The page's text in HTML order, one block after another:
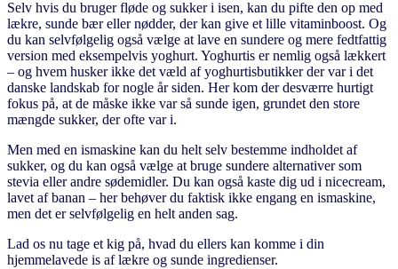
Selv hvis du bruger fløde og sukker i isen, kan du pifte den op med
lækre, sunde bær eller nødder, der kan give et lille vitaminboost. Og
du kan selvfølgelig også vælge at lave en sundere og mere fedtfattig
version med eksempelvis yoghurt. Yoghurtis er nemlig også lækkert
– og hvem husker ikke det væld af yoghurtisbutikker der var i det
danske landskab for nogle år siden. Her kom der desværre hurtigt
fokus på, at de måske ikke var så sunde igen, grundet den store
mængde sukker, der ofte var i.
Men med en ismaskine kan du helt selv bestemme indholdet af
sukker, og du kan også vælge at bruge sundere alternativer som
stevia eller andre sødemidler. Du kan også kaste dig ud i nicecream,
lavet af banan – her behøver du faktisk ikke engang en ismaskine,
men det er selvfølgelig en helt anden sag.
Lad os nu tage et kig på, hvad du ellers kan komme i din
hjemmelavede is af lækre og sunde ingredienser.